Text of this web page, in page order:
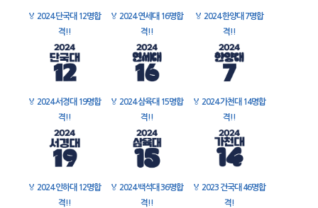
🏅 2024 단국대 12명합
격!!
🏅 2024 연세대 16명합
격!!
🏅 2024 한양대 7명합
격!!
🏅 2024 서경대 19명합
격!!
🏅 2024 삼육대 15명합
격!!
🏅 2024 가천대 14명합
격!!
🏅 2024 인하대 12명합
격!!
🏅 2024 백석대 36명합
격!!
🏅 2023 건국대 46명합
격!